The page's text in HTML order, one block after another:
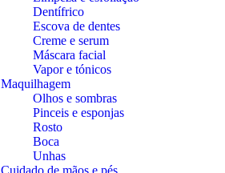
Dentífrico
Escova de dentes
Creme e serum
Máscara facial
Vapor e tónicos
Maquilhagem
Olhos e sombras
Pinceis e esponjas
Rosto
Boca
Unhas